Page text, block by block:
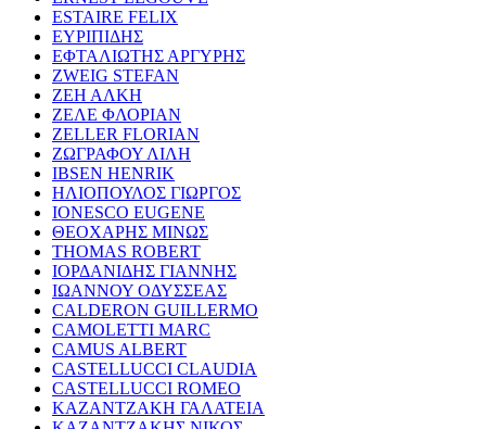
ESTAIRE FELIX
ΕΥΡΙΠΙΔΗΣ
ΕΦΤΑΛΙΩΤΗΣ ΑΡΓΥΡΗΣ
ZWEIG STEFAN
ΖΕΗ ΑΛΚΗ
ΖΕΛΕ ΦΛΟΡΙΑΝ
ZELLER FLORIAN
ΖΩΓΡΑΦΟΥ ΛΙΛΗ
IBSEN HENRIK
ΗΛΙΟΠΟΥΛΟΣ ΓΙΩΡΓΟΣ
IONESCO EUGENE
ΘΕΟΧΑΡΗΣ ΜΙΝΩΣ
THOMAS ROBERT
ΙΟΡΔΑΝΙΔΗΣ ΓΙΑΝΝΗΣ
ΙΩΑΝΝΟΥ ΟΔΥΣΣΕΑΣ
CALDERON GUILLERMO
CAMOLETTI MARC
CAMUS ALBERT
CASTELLUCCI CLAUDIA
CASTELLUCCI ROMEO
ΚΑΖΑΝΤΖΑΚΗ ΓΑΛΑΤΕΙΑ